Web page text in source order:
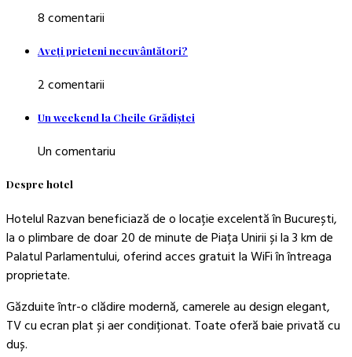
8 comentarii
Aveţi prieteni necuvântători?
2 comentarii
Un weekend la Cheile Grădiştei
Un comentariu
Despre hotel
Hotelul Razvan beneficiază de o locație excelentă în București,
la o plimbare de doar 20 de minute de Piața Unirii și la 3 km de
Palatul Parlamentului, oferind acces gratuit la WiFi în întreaga
proprietate.
Găzduite într-o clădire modernă, camerele au design elegant,
TV cu ecran plat și aer condiționat. Toate oferă baie privată cu
duș.